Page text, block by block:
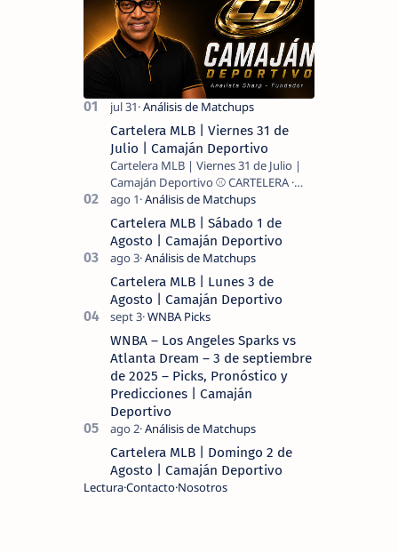
Cartelera MLB | Viernes 31 de
Julio | Camaján Deportivo
Cartelera MLB | Viernes 31 de Julio |
Camaján Deportivo ⚾ CARTELERA ·
MLB 2026 ⚾ MI LECTURA DEL DÍA …
Cartelera MLB | Sábado 1 de
Agosto | Camaján Deportivo
Cartelera MLB | Lunes 3 de
Agosto | Camaján Deportivo
WNBA – Los Angeles Sparks vs
Atlanta Dream – 3 de septiembre
de 2025 – Picks, Pronóstico y
Predicciones | Camaján
Deportivo
Cartelera MLB | Domingo 2 de
Agosto | Camaján Deportivo
LecturaContacto Nosotros